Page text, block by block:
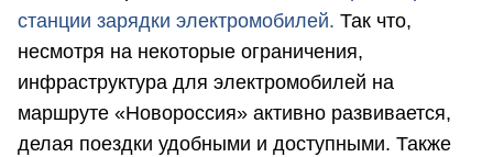
станции зарядки электромобилей. Так что,
несмотря на некоторые ограничения,
инфраструктура для электромобилей на
маршруте «Новороссия» активно развивается,
делая поездки удобными и доступными. Также